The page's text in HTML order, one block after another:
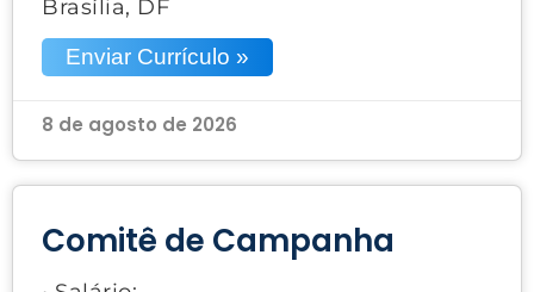
Brasília, DF
Enviar Currículo »
8 de agosto de 2026
Comitê de Campanha